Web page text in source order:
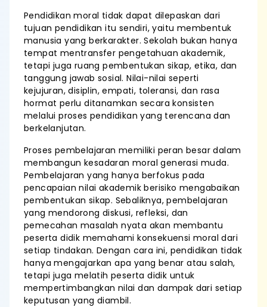
Pendidikan moral tidak dapat dilepaskan dari
tujuan pendidikan itu sendiri, yaitu membentuk
manusia yang berkarakter. Sekolah bukan hanya
tempat mentransfer pengetahuan akademik,
tetapi juga ruang pembentukan sikap, etika, dan
tanggung jawab sosial. Nilai-nilai seperti
kejujuran, disiplin, empati, toleransi, dan rasa
hormat perlu ditanamkan secara konsisten
melalui proses pendidikan yang terencana dan
berkelanjutan.
Proses pembelajaran memiliki peran besar dalam
membangun kesadaran moral generasi muda.
Pembelajaran yang hanya berfokus pada
pencapaian nilai akademik berisiko mengabaikan
pembentukan sikap. Sebaliknya, pembelajaran
yang mendorong diskusi, refleksi, dan
pemecahan masalah nyata akan membantu
peserta didik memahami konsekuensi moral dari
setiap tindakan. Dengan cara ini, pendidikan tidak
hanya mengajarkan apa yang benar atau salah,
tetapi juga melatih peserta didik untuk
mempertimbangkan nilai dan dampak dari setiap
keputusan yang diambil.